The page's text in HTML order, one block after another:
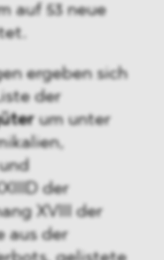
auf 53 neue
ergeben sich
der
um unter
der
XVIII der
aus der